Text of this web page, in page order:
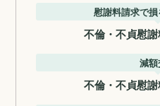
慰謝料請求で
不倫・不貞慰
減
不倫・不貞慰